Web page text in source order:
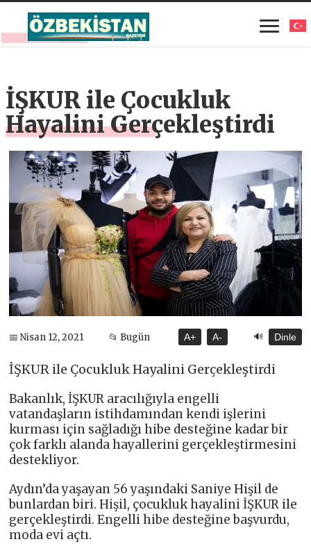
İŞKUR ile Çocukluk
Hayalini Gerçekleştirdi
📅 Nisan 12, 2021 📂 Bugün A+ A- 🔊 Dinle
İŞKUR ile Çocukluk Hayalini Gerçekleştirdi
Bakanlık, İŞKUR aracılığıyla engelli
vatandaşların istihdamından kendi işlerini
kurması için sağladığı hibe desteğine kadar bir
çok farklı alanda hayallerini gerçekleştirmesini
destekliyor.
Aydın’da yaşayan 56 yaşındaki Saniye Hişil de
bunlardan biri. Hişil, çocukluk hayalini İŞKUR ile
gerçekleştirdi. Engelli hibe desteğine başvurdu,
moda evi açtı.